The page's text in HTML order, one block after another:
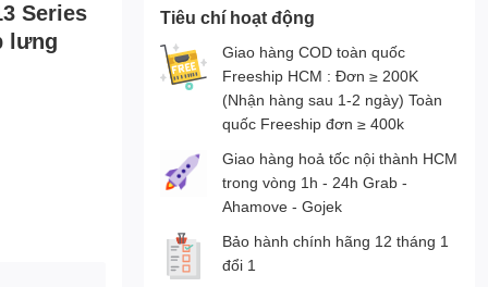
Series
lưng
Tiêu chí hoạt động
Giao hàng COD toàn quốc
Freeship HCM : Đơn ≥ 200K
(Nhận hàng sau 1-2 ngày) Toàn
quốc Freeship đơn ≥ 400k
Giao hàng hoả tốc nội thành HCM
trong vòng 1h - 24h Grab -
Ahamove - Gojek
Bảo hành chính hãng 12 tháng 1
đổi 1